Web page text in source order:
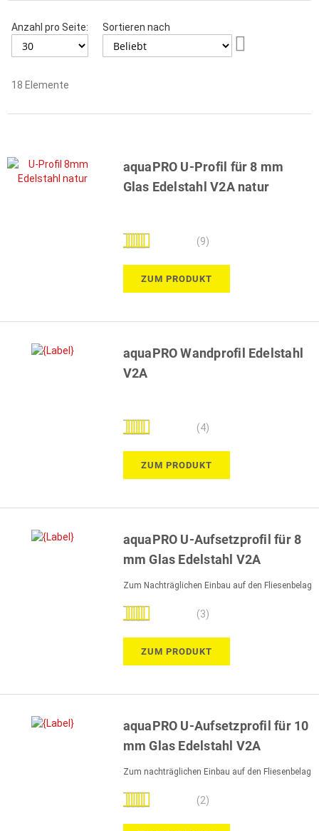
Anzahl pro Seite:
Sortieren nach
18 Elemente
aquaPRO U-Profil für 8 mm
Glas Edelstahl V2A natur
Bewertung: (9)
ZUM PRODUKT
aquaPRO Wandprofil Edelstahl
V2A
Bewertung: (4)
ZUM PRODUKT
aquaPRO U-Aufsetzprofil für 8
mm Glas Edelstahl V2A
Zum Nachträglichen Einbau auf den Fliesenbelag
Bewertung: (3)
ZUM PRODUKT
aquaPRO U-Aufsetzprofil für 10
mm Glas Edelstahl V2A
Zum nachträglichen Einbau auf den Fliesenbelag
Bewertung: (2)